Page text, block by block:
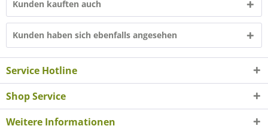
Kunden kauften auch
Kunden haben sich ebenfalls angesehen
Service Hotline
Shop Service
Weitere Informationen